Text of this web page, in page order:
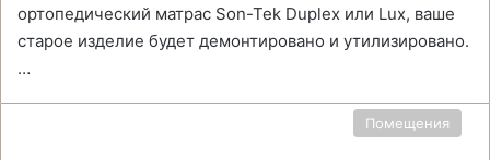
ортопедический матрас Son-Tek Duplex или Lux, ваше
старое изделие будет демонтировано и утилизировано.
…
Помещения